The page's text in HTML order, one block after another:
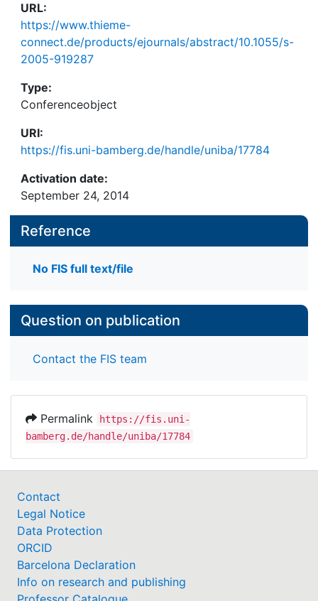
URL:
https://www.thieme-
connect.de/products/ejournals/abstract/10.1055/s-
2005-919287
Type:
Conferenceobject
URI:
https://fis.uni-bamberg.de/handle/uniba/17784
Activation date:
September 24, 2014
Reference
No FIS full text/file
Question on publication
Contact the FIS team
Permalink
https://fis.uni-
bamberg.de/handle/uniba/17784
Contact
Legal Notice
Data Protection
ORCID
Barcelona Declaration
Info on research and publishing